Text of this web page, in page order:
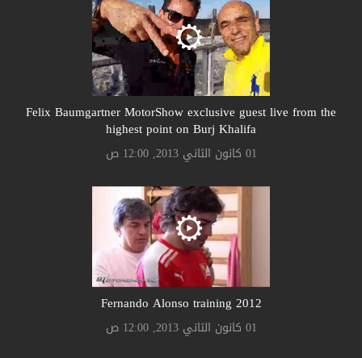
Felix Baumgartner MotorShow exclusive guest live from the
highest point on Burj Khalifa
01 كانون الثاني 2013, 12:00 ص
Fernando Alonso training 2012
01 كانون الثاني 2013, 12:00 ص